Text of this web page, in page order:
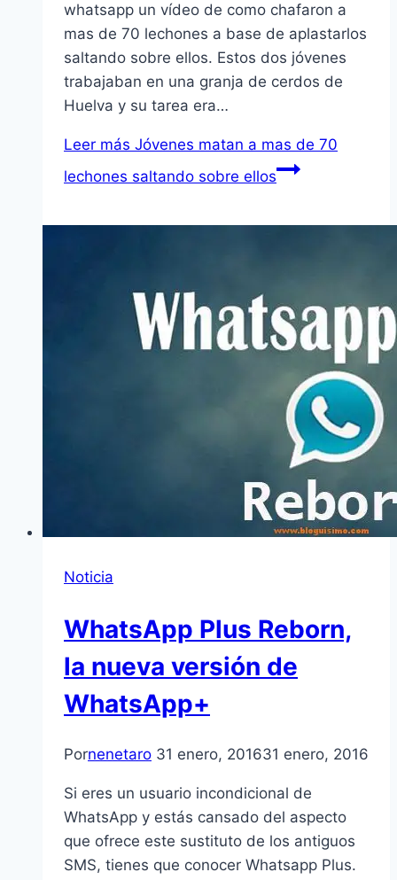
whatsapp un vídeo de como chafaron a
mas de 70 lechones a base de aplastarlos
saltando sobre ellos. Estos dos jóvenes
trabajaban en una granja de cerdos de
Huelva y su tarea era…
Leer más Jóvenes matan a mas de 70
lechones saltando sobre ellos
Noticia
WhatsApp Plus Reborn,
la nueva versión de
WhatsApp+
Pornenetaro 31 enero, 201631 enero, 2016
Si eres un usuario incondicional de
WhatsApp y estás cansado del aspecto
que ofrece este sustituto de los antiguos
SMS, tienes que conocer Whatsapp Plus.